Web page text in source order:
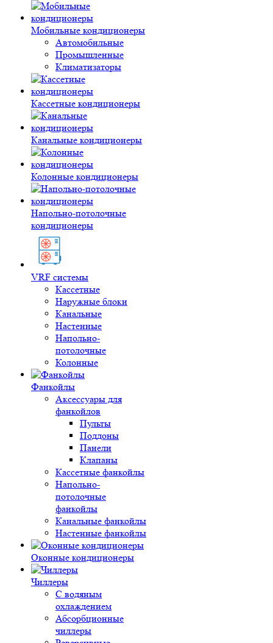
Мобильные кондиционеры
Автомобильные
Промышленные
Климатизаторы
Кассетные кондиционеры
Канальные кондиционеры
Колонные кондиционеры
Напольно-потолочные
кондиционеры
VRF системы
Кассетные
Наружные блоки
Канальные
Настенные
Напольно-
потолочные
Колонные
Фанкойлы
Аксессуары для
фанкойлов
Пульты
Поддоны
Панели
Клапаны
Кассетные фанкойлы
Напольно-
потолочные
фанкойлы
Канальные фанкойлы
Настенные фанкойлы
Оконные кондиционеры
Чиллеры
С водяным
охлаждением
Абсорбционные
чиллеры